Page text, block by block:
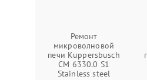
Ремонт
микроволновой
печи Kuppersbusch
CM 6330.0 S1
Stainless steel